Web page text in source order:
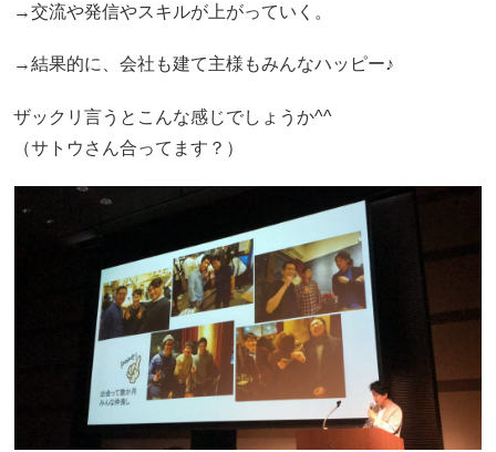
→交流や発信やスキルが上がっていく。
→結果的に、会社も建て主様もみんなハッピー♪
ザックリ言うとこんな感じでしょうか^^
（サトウさん合ってます？）